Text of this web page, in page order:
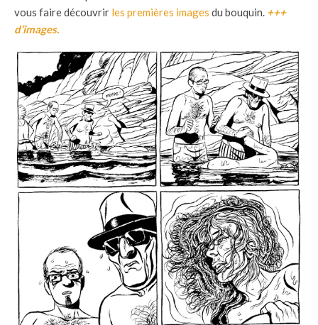
vous faire découvrir les premières images du bouquin. +++
d’images.